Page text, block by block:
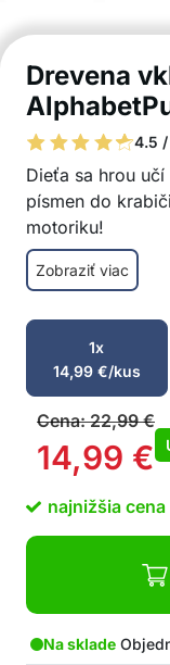
Drevena
4.5 /
Dieťa sa hrou
písmen do
motoriku!
Hra
manuálnych
Dieťa sa
Písmená
Prvé kroky
jazyka a
Hrou si
Vyrobené z
Hračka
Balenie
Zobraziť viac
1x
14,99 €/kus
Cena:22,99€
14,99 €
najnižšia cena
Na sklade